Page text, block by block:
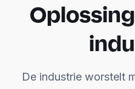
De industrie worstelt